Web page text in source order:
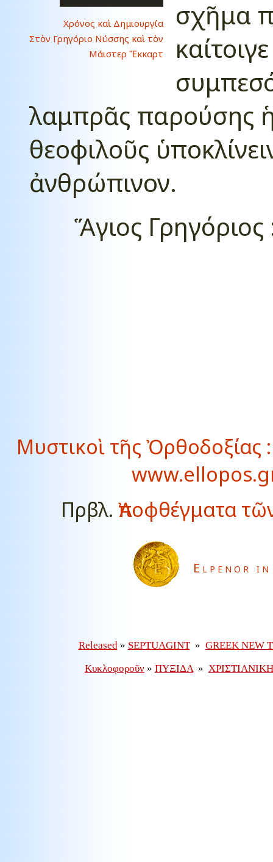
Χρόνος καὶ Δημιουργία
Στὸν Γρηγόριο Νύσσης καὶ τὸν
Μάιστερ Ἔκκαρτ
σχῆμα
λαμπρᾶς παρούσης
θεοφιλοῦς
ἀνθρώπινον.
Ἅγιος
Μυστικοὶ τῆς Ὀρθοδοξίας :
Πρβλ. Ἀποφθέγματα
Elpenor